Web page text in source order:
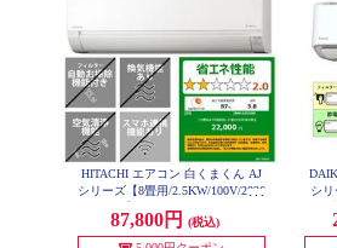
HITACHI エアコン 白くまくん AJ
シリーズ【8畳用/2.5KW/100V/2026
87,800円
(税込)
シ
025